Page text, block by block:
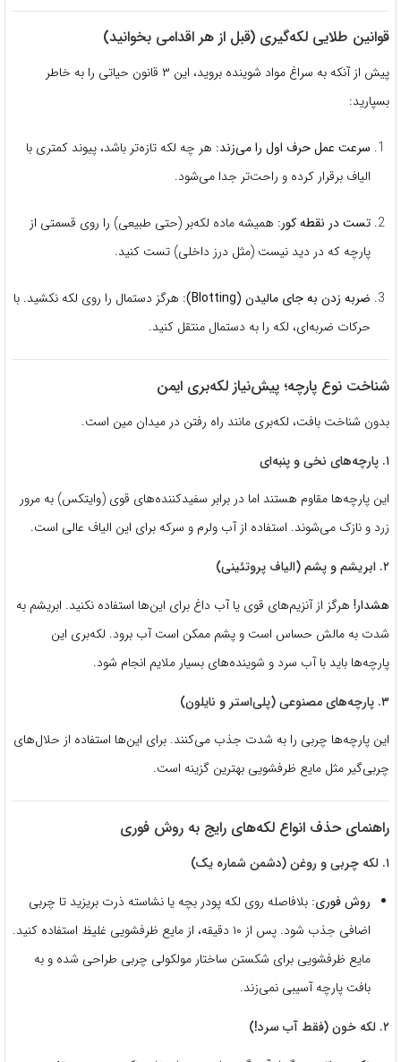
قوانین طلایی لکه‌گیری (قبل از هر اقدامی بخوانید)
پیش از آنکه به سراغ مواد شوینده بروید، این ۳ قانون حیاتی را به خاطر
بسپارید:
سرعت عمل حرف اول را می‌زند: هر چه لکه تازه‌تر باشد، پیوند کمتری با
الیاف برقرار کرده و راحت‌تر جدا می‌شود.
تست در نقطه کور: همیشه ماده لکه‌بر (حتی طبیعی) را روی قسمتی از
پارچه که در دید نیست (مثل درز داخلی) تست کنید.
ضربه زدن به جای مالیدن (Blotting):
هرگز دستمال را روی لکه نکشید. با
حرکات ضربه‌ای، لکه را به دستمال منتقل کنید.
شناخت نوع پارچه؛ پیش‌نیاز لکه‌بری ایمن
بدون شناخت بافت، لکه‌بری مانند راه رفتن در میدان مین است.
۱. پارچه‌های نخی و پنبه‌ای
این پارچه‌ها مقاوم هستند اما در برابر سفیدکننده‌های قوی (وایتکس) به مرور
زرد و نازک می‌شوند. استفاده از آب ولرم و سرکه برای این الیاف عالی است.
۲. ابریشم و پشم (الیاف پروتئینی)
هشدار! هرگز از آنزیم‌های قوی یا آب داغ برای این‌ها استفاده نکنید. ابریشم به
شدت به مالش حساس است و پشم ممکن است آب برود. لکه‌بری این
پارچه‌ها باید با آب سرد و شوینده‌های بسیار ملایم انجام شود.
۳. پارچه‌های مصنوعی (پلی‌استر و نایلون)
این پارچه‌ها چربی را به شدت جذب می‌کنند. برای این‌ها استفاده از حلال‌های
چربی‌گیر مثل مایع ظرفشویی بهترین گزینه است.
راهنمای حذف انواع لکه‌های رایج به روش فوری
۱. لکه چربی و روغن (دشمن شماره یک)
روش فوری: بلافاصله روی لکه پودر بچه یا نشاسته ذرت بریزید تا چربی
اضافی جذب شود. پس از ۱۰ دقیقه، از مایع ظرفشویی غلیظ استفاده کنید.
مایع ظرفشویی برای شکستن ساختار مولکولی چربی طراحی شده و به
بافت پارچه آسیبی نمی‌زند.
۲. لکه خون (فقط آب سرد!)